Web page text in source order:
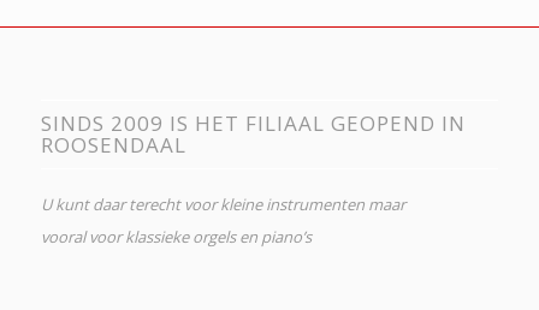
SINDS 2009 IS HET FILIAAL GEOPEND IN
ROOSENDAAL
U kunt daar terecht voor kleine instrumenten maar
vooral voor klassieke orgels en piano’s